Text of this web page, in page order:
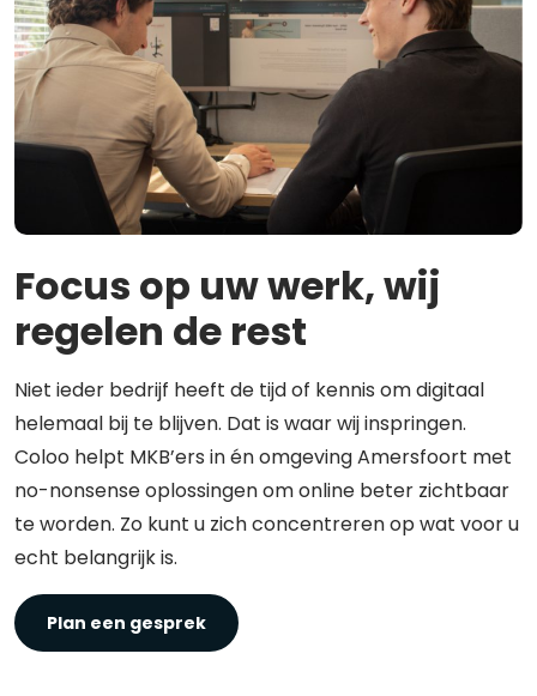
Focus op uw werk, wij
regelen de rest
Niet ieder bedrijf heeft de tijd of kennis om digitaal
helemaal bij te blijven. Dat is waar wij inspringen.
Coloo helpt MKB’ers in én omgeving Amersfoort met
no-nonsense oplossingen om online beter zichtbaar
te worden. Zo kunt u zich concentreren op wat voor u
echt belangrijk is.
Plan een gesprek